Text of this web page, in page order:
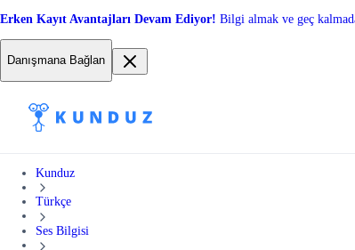
Erken Kayıt Avantajları Devam Ediyor! Bilgi almak ve geç
Danışmana Bağlan
Kunduz
Türkçe
Ses Bilgisi